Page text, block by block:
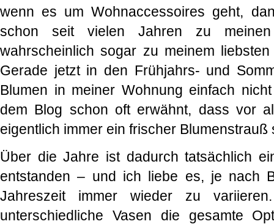
wenn es um Wohnaccessoires geht,
schon seit vielen Jahren zu
wahrscheinlich sogar zu meinem
Gerade jetzt in den Frühjahrs- und
Blumen in meiner Wohnung einfach
dem Blog schon oft erwähnt, dass vor
eigentlich immer ein frischer
Über die Jahre ist dadurch tatsächlich
entstanden – und ich liebe es, je nach
Jahreszeit immer wieder zu
unterschiedliche Vasen die gesamte